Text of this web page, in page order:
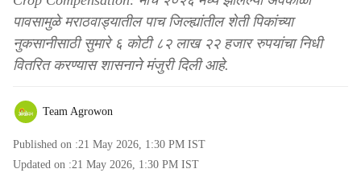
पावसामुळे मराठवाड्यातील पाच जिल्ह्यांतील शेती पिकांच्या
नुकसानीसाठी सुमारे ६ कोटी ८२ लाख २२ हजार रुपयांचा निधी
वितरित करण्यास शासनाने मंजुरी दिली आहे.
Team Agrowon
Published on :21 May 2026, 1:30 PM IST
Updated on :21 May 2026, 1:30 PM IST